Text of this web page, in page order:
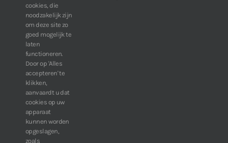
TOP DOWNLOADS
Software IDIS Center V7.1.0
160.74 MB
Software IDIS Discovery V4.8.1
13.87 MB
» Bekijk meer downloads
cookies, die
noodzakelijk zijn
om deze site zo
goed mogelijk te
laten
functioneren.
Door op 'Alles
accepteren' te
klikken,
aanvaardt u dat
cookies op uw
apparaat
kunnen worden
opgeslagen,
zoals